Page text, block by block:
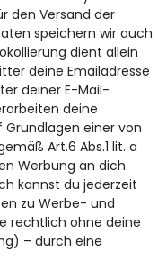
den Versand der
speichern wir auch
dient allein
deine Emailadresse
deiner E-Mail-
deine
einer von
Art.6 Abs.1 lit. a
Werbung an dich.
kannst du jederzeit
zu Werbe- und
rechtlich ohne deine
– durch eine